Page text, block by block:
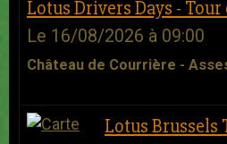
Lotus Drivers Days -
Le 16/08/2026 à 09:00
Château de Courrière -
Lotus Brussels